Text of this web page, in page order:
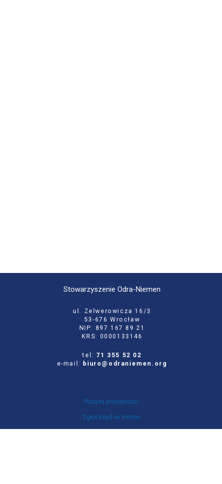
Stowarzyszenie Odra-Niemen
ul. Zelwerowicza 16/3
53-676 Wrocław
NIP: 897 167 89 21
KRS: 0000133146
tel: 71 355 52 02
e-mail:
biuro@odraniemen.org
Polityka prywatności
Zgłoś błąd na stronie